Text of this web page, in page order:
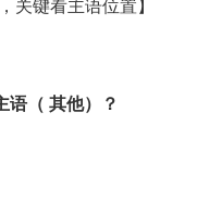
关键看主语位置】
语（ 其他）？